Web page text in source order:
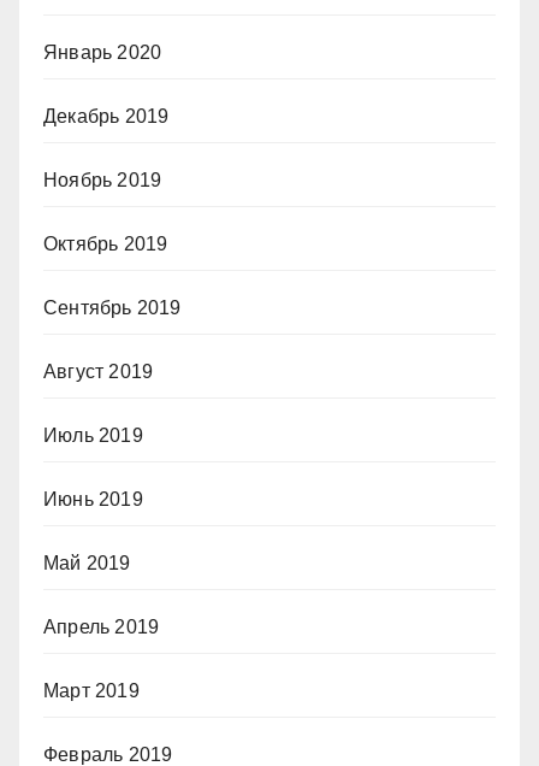
Январь 2020
Декабрь 2019
Ноябрь 2019
Октябрь 2019
Сентябрь 2019
Август 2019
Июль 2019
Июнь 2019
Май 2019
Апрель 2019
Март 2019
Февраль 2019